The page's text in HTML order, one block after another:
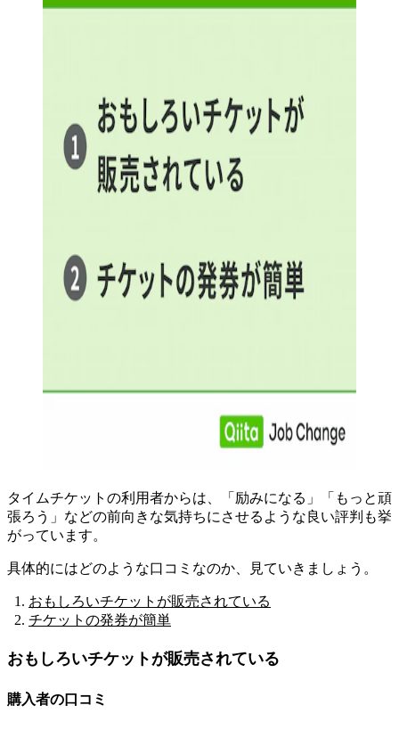
タイムチケットの利用者からは、
「励みになる」「もっと頑
張ろう」などの前向きな気持ちにさせるような良い評判も挙
がっています。
具体的にはどのような口コミなのか、見ていきましょう。
おもしろいチケットが販売されている
チケットの発券が簡単
おもしろいチケットが販売されている
購入者の口コミ